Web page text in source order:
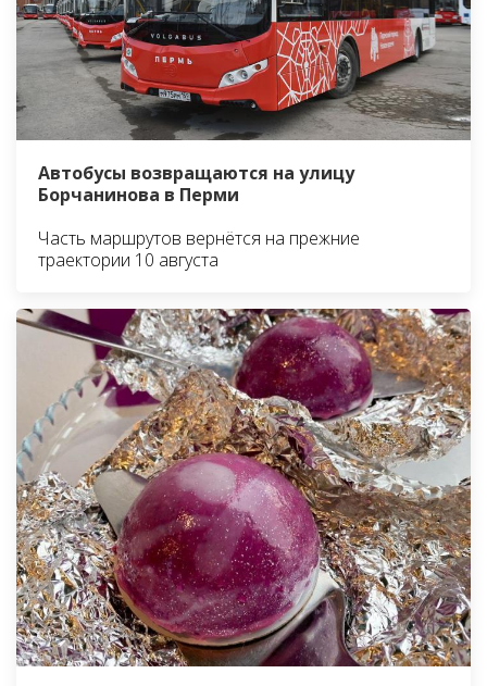
Автобусы возвращаются на улицу
Борчанинова в Перми
Часть маршрутов вернётся на прежние
траектории 10 августа